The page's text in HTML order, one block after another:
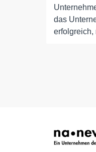
das
erfolgreich,